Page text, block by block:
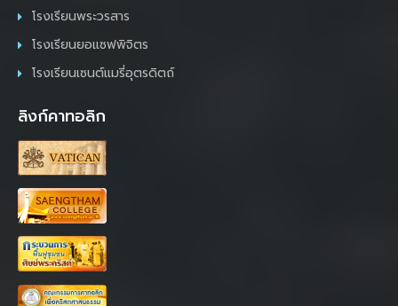
โรงเรียนพระวรสาร
โรงเรียนยอแซฟพิจิตร
โรงเรียนเซนต์แมรี่อุตรดิตถ์
ลิงก์คาทอลิก